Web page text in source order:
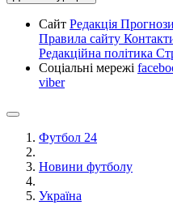
Сайт Редакція Прогнози
Правила сайту
Редакційна політика
Соціальні мережі
viber
Футбол 24
Новини футболу
Україна